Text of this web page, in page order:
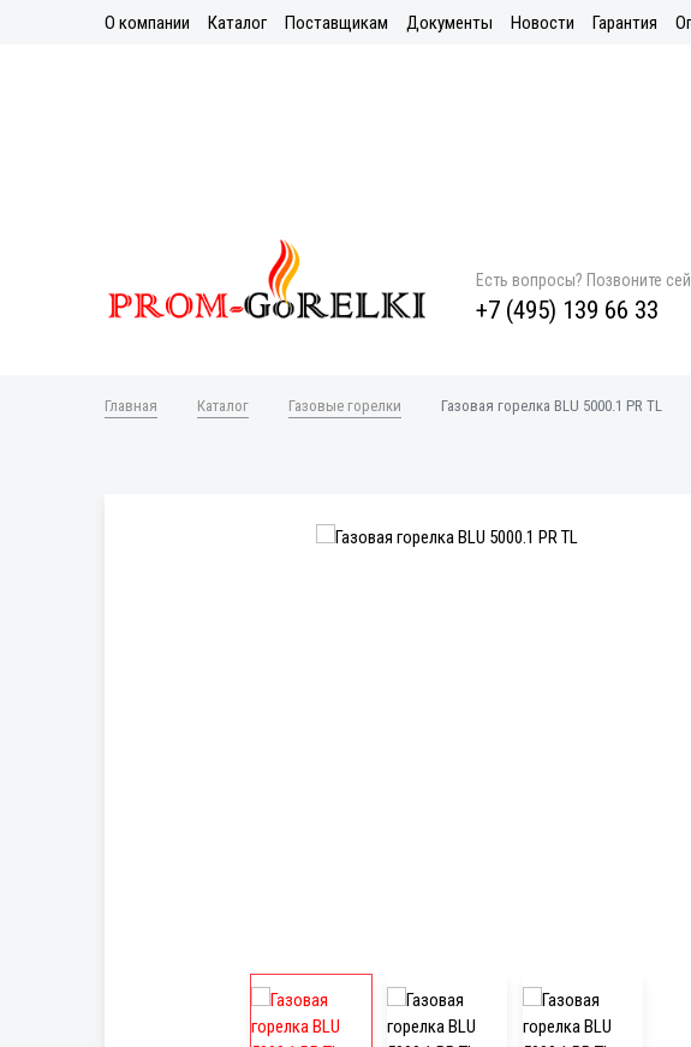
О компании Каталог Поставщикам Документы Новости Гарантия
Есть вопросы? Позвоните
+7 (495) 139 66 33
Главная Каталог Газовые горелки Газовая горелка BLU 5000.1 PR TL